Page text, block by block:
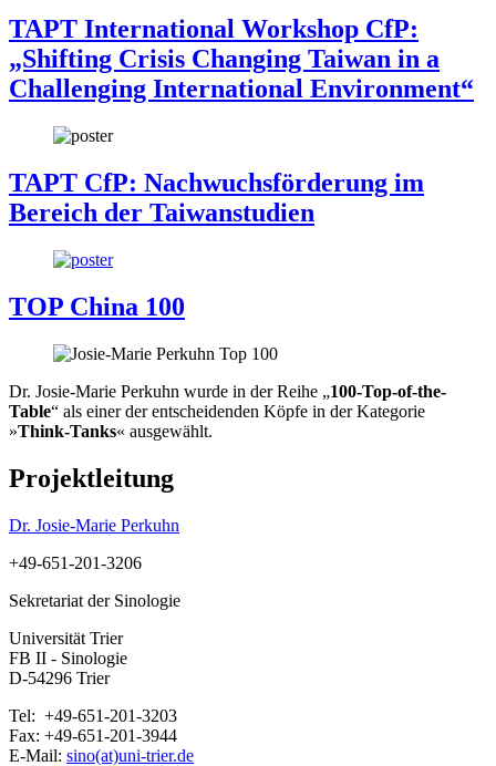
TAPT International Workshop CfP:
„Shifting Crisis Changing Taiwan in a
Challenging International Environment“
TAPT CfP: Nachwuchsförderung im
Bereich der Taiwanstudien
TOP China 100
Dr. Josie-Marie Perkuhn wurde in der Reihe „100-Top-of-the-
Table“ als einer der entscheidenden Köpfe in der Kategorie
»Think-Tanks« ausgewählt.
Projektleitung
Dr. Josie-Marie Perkuhn
+49-651-201-3206
Sekretariat der Sinologie
Universität Trier
FB II - Sinologie
D-54296 Trier
Tel: +49-651-201-3203
Fax: +49-651-201-3944
E-Mail: sino(at)uni-trier.de